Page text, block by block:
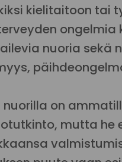
kielitaitoon tai
nuoria sekä
nuorilla on
mutta he